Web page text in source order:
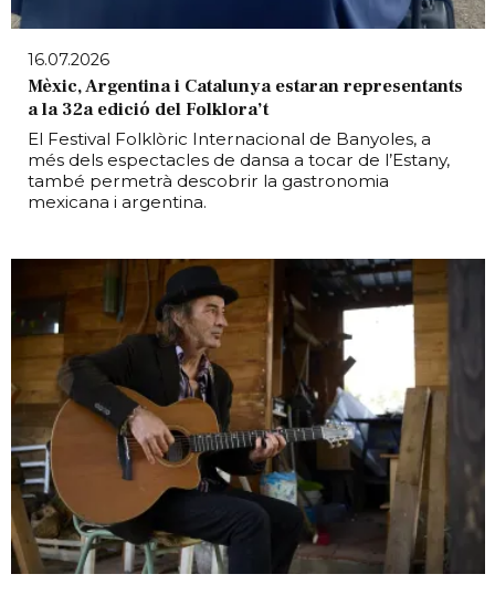
16.07.2026
Mèxic, Argentina i Catalunya estaran representants
a la 32a edició del Folklora’t
El Festival Folklòric Internacional de Banyoles, a
més dels espectacles de dansa a tocar de l’Estany,
també permetrà descobrir la gastronomia
mexicana i argentina.